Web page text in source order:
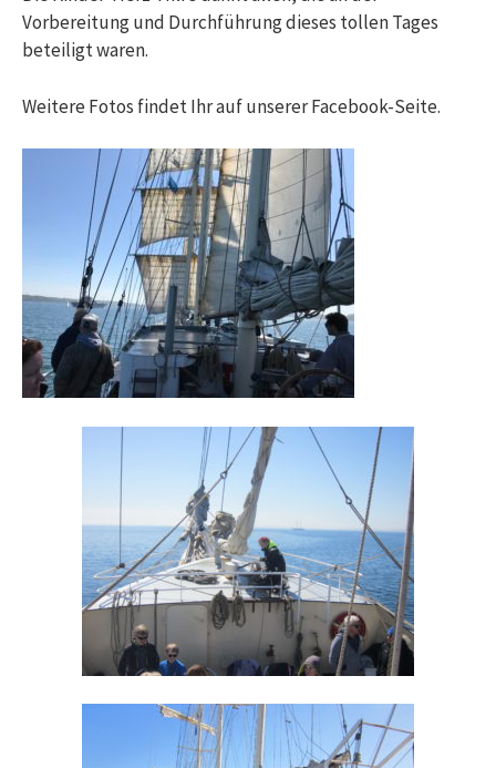
Vorbereitung und Durchführung dieses tollen Tages
beteiligt waren.
Weitere Fotos findet Ihr auf unserer Facebook-Seite.